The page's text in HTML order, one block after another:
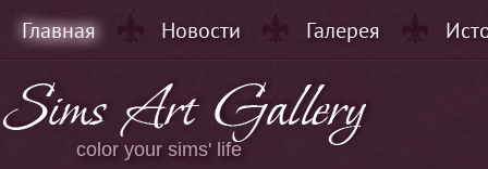
Главная Новости Галерея
color your sims' life